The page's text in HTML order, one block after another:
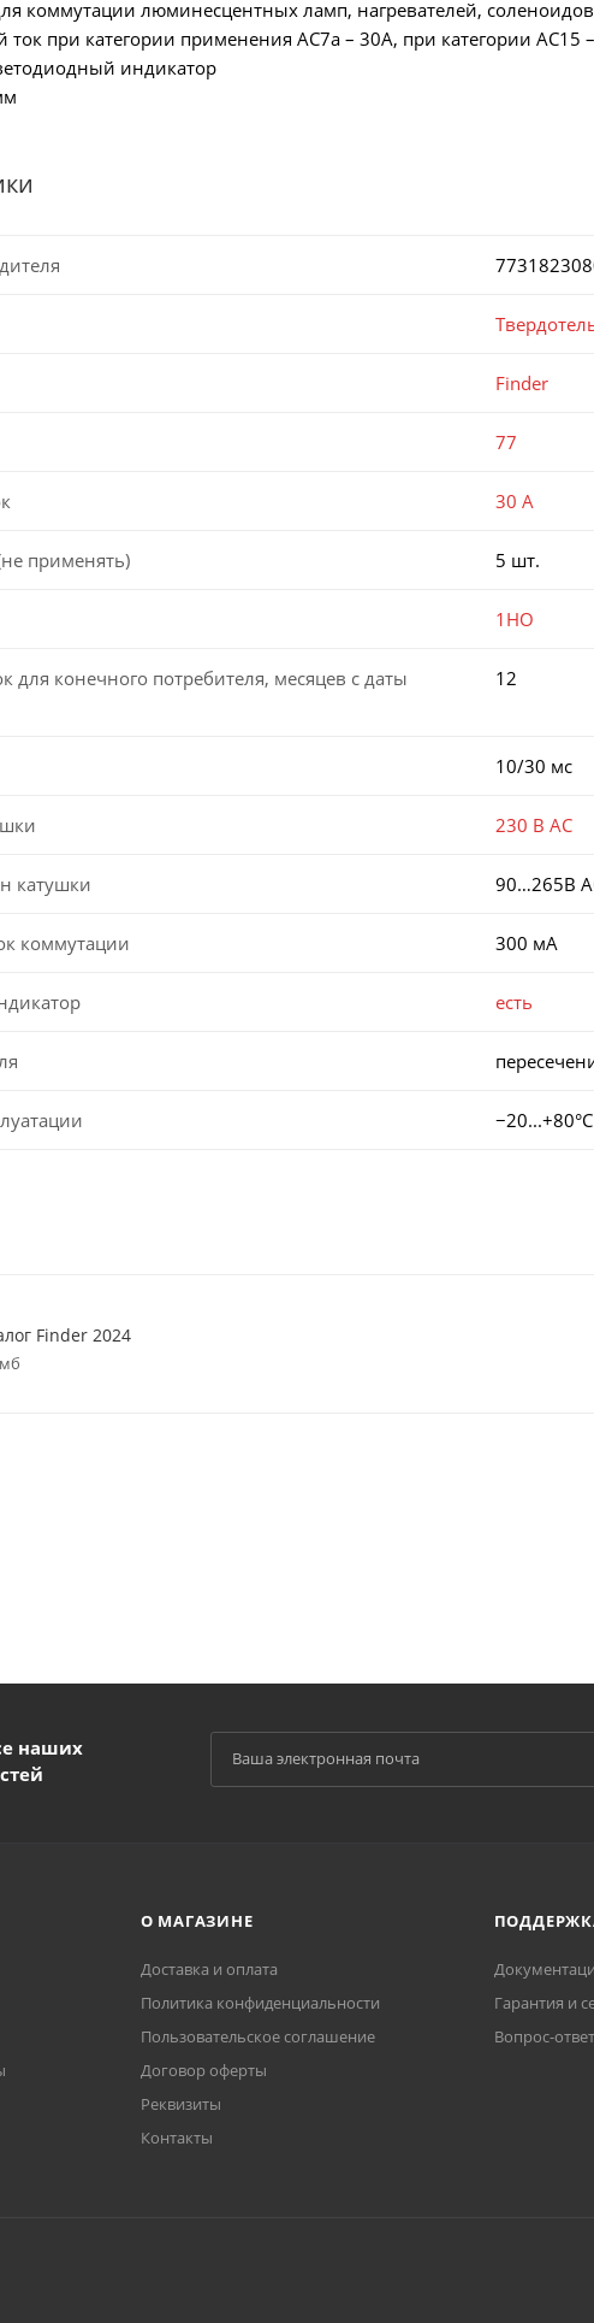
коммутации люминесцентных ламп, нагревателей, соленоидов
при категории применения AC7a – 30А, при категории AC15
индикатор
Finder
77
30 А
применять) 5 шт.
1НО
для конечного потребителя, месяцев с даты
12
10/30 мс
230 В AC
катушки 90…265В
коммутации 300 мА
есть
−20...+80°C
Finder 2024
наших
О МАГАЗИНЕ
Доставка и оплата
Политика конфиденциальности
Пользовательское соглашение
Договор оферты
Реквизиты
Контакты
Гарантия и
Вопрос-ответ